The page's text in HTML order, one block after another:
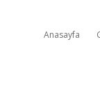
Anasayfa